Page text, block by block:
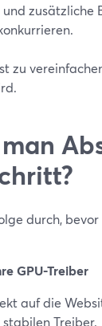
und
zu
durch,
GPU-Treiber
auf die
Treiber.